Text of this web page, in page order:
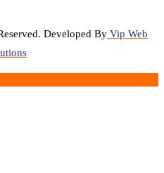
Developed By Vip Web